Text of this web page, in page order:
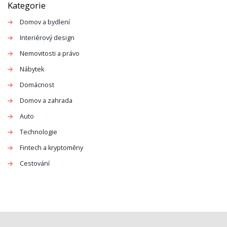
Kategorie
Domov a bydlení
Interiérový design
Nemovitosti a právo
Nábytek
Domácnost
Domov a zahrada
Auto
Technologie
Fintech a kryptoměny
Cestování